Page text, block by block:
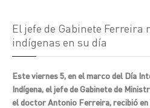
El jefe de Gabinete Ferreira
indígenas en su día
Este viernes 5, en el marco del Día
Indígena, el jefe de Gabinete de
el doctor Antonio Ferreira, recibió en